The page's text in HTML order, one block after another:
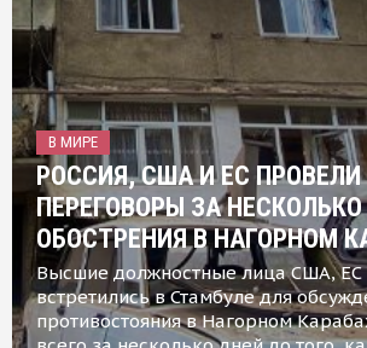
В МИРЕ
РОССИЯ, США И ЕС
ПЕРЕГОВОРЫ ЗА
ОБОСТРЕНИЯ В НАГОРНОМ
Высшие должностные лица США, ЕС
встретились в Стамбуле для
противостояния в Нагорном